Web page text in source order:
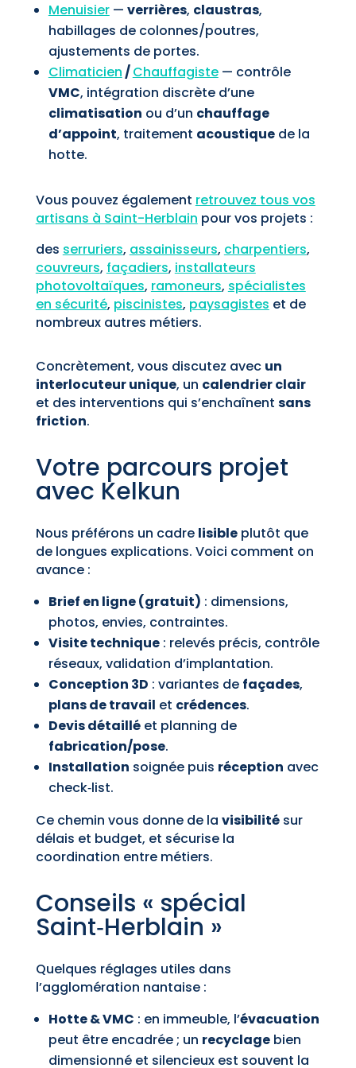
Menuisier— verrières, claustras,
habillages de colonnes/poutres,
ajustements de portes.
Climaticien/Chauffagiste— contrôle
VMC, intégration discrète d’une
climatisation ou d’un chauffage
d’appoint, traitement acoustiquede la
hotte.
Vous pouvez également retrouvez tous vos
artisans à Saint-Herblain pour vos projets :
des serruriers, assainisseurs, charpentiers,
couvreurs, façadiers, installateurs
photovoltaïques, ramoneurs, spécialistes
en sécurité, piscinistes, paysagistes et de
nombreux autres métiers.
Concrètement, vous discutez avec un
interlocuteur unique, un calendrier clair
et des interventions qui s’enchaînent sans
friction.
Votre parcours projet
avec Kelkun
Nous préférons un cadre lisibleplutôt que
de longues explications. Voici comment on
avance :
Brief en ligne (gratuit) : dimensions,
photos, envies, contraintes.
Visite technique: relevés précis, contrôle
réseaux, validation d’implantation.
Conception 3D : variantes de façades,
plans de travail et crédences.
Devis détailléet planning de
fabrication/pose.
Installation soignée puis réception avec
check‑list.
Ce chemin vous donne de la visibilitésur
délais et budget, et sécurise la
coordination entre métiers.
Conseils « spécial
Saint‑Herblain »
Quelques réglages utiles dans
l’agglomération nantaise :
Hotte & VMC : en immeuble, l’évacuation
peut être encadrée ; un recyclagebien
dimensionné et silencieux est souvent la